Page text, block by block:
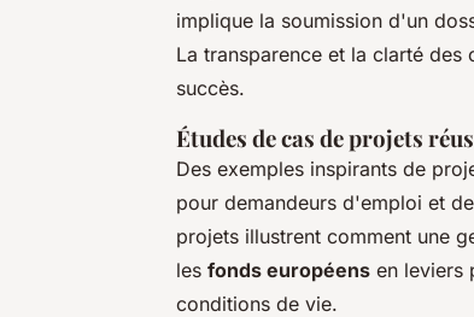
implique la soumission d'un
La transparence et la clarté
succès.
Études de cas de projets
Des exemples inspirants de
pour demandeurs d'emploi et
projets illustrent comment une
les fonds européens en leviers
conditions de vie.